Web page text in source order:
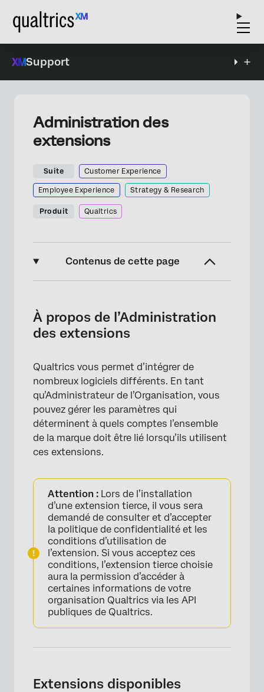
Support
Administration des
extensions
Suite Customer Experience
Employee Experience Strategy & Research
Produit Qualtrics
Contenus de cette page
Extensions disponibles
Manager les extensions
Installation d’extensions tierces
Désinstallation &amp ; Suppression des
extensions tierces
Ajout d’un compte
Déterminer qui peut utiliser un compte
Suppression d’un compte
Prise en charge des extensions tierces
FAQs
À propos de l’Administration
des extensions
Qualtrics vous permet d’intégrer de
nombreux logiciels différents. En tant
qu’Administrateur de l’Organisation, vous
pouvez gérer les paramètres qui
déterminent à quels comptes l’ensemble
de la marque doit être lié lorsqu’ils utilisent
ces extensions.
Attention : Lors de l’installation
d’une extension tierce, il vous sera
demandé de consulter et d’accepter
la politique de confidentialité et les
conditions d’utilisation de
l’extension. Si vous acceptez ces
conditions, l’extension tierce choisie
aura la permission d’accéder à
certaines informations de votre
organisation Qualtrics via les API
publiques de Qualtrics.
Extensions disponibles